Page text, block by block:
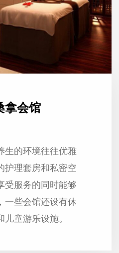
拿会馆
生的环境往往优雅
护理套房和私密空
受服务的同时能够
一些会馆还设有休
童游乐设施。